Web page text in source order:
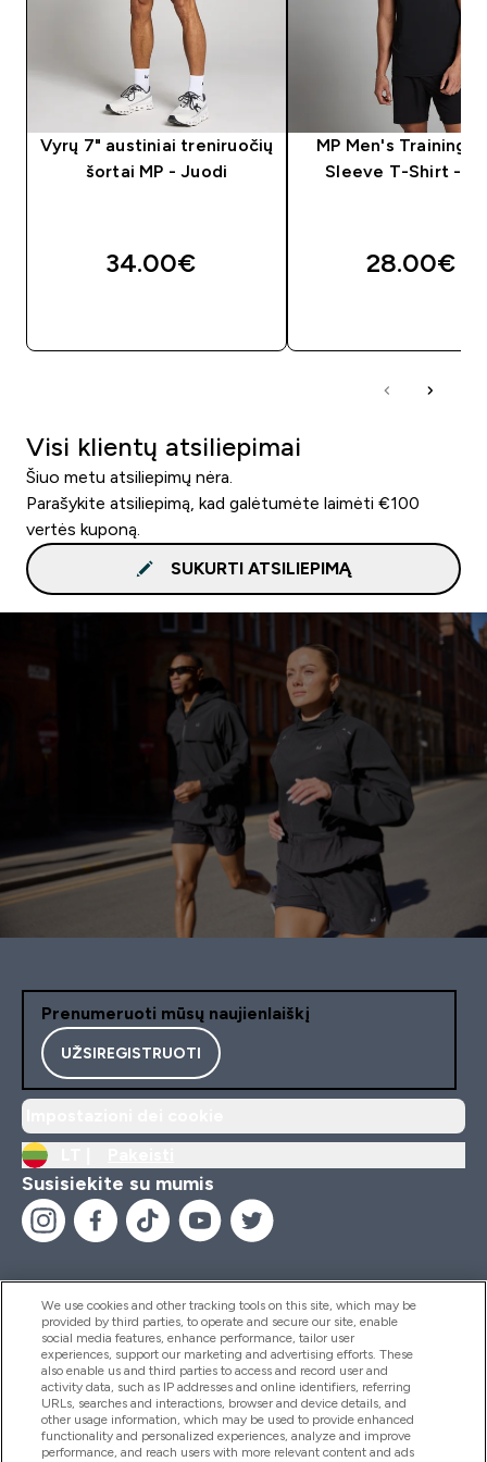
Vyrų 7" austiniai treniruočių
šortai MP - Juodi
34.00€‎
MP Men's Training
Sleeve T-Shirt -
28.00€‎
Visi klientų atsiliepimai
Šiuo metu atsiliepimų nėra.
Parašykite atsiliepimą, kad galėtumėte laimėti €100
vertės kuponą.
SUKURTI ATSILIEPIMĄ
Prenumeruoti mūsų naujienlaiškį
UŽSIREGISTRUOTI
Susisiekite su mumis
Pagalba Ir Informacija
Produktai
We use cookies and other tracking tools on this site, which may be
provided by third parties, to operate and secure our site, enable
social media features, enhance performance, tailor user
experiences, support our marketing and advertising efforts. These
also enable us and third parties to access and record user and
activity data, such as IP addresses and online identifiers, referring
URLs, searches and interactions, browser and device details, and
other usage information, which may be used to provide enhanced
functionality and personalized experiences, analyze and improve
performance, and reach users with more relevant content and ads